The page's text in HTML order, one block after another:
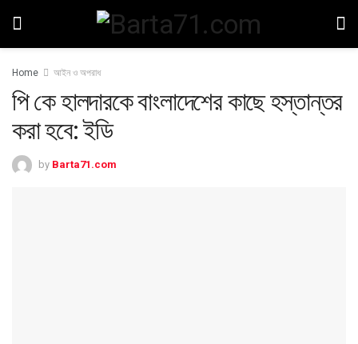
Home আইন ও অপরাধ
পি কে হালদারকে বাংলাদেশের কাছে হস্তান্তর
করা হবে: ইডি
by Barta71.com